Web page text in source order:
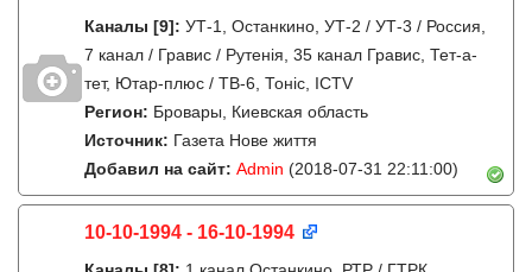
Каналы [9]: УТ-1, Останкино, УТ-2 / УТ-3 / Россия,
7 канал / Гравис / Рутенія, 35 канал Гравис, Тет-а-
тет, Ютар-плюс / ТВ-6, Тонiс, ICTV
Регион: Бровары, Киевская область
Источник: Газета Нове життя
Добавил на сайт: Admin (2018-07-31 22:11:00)
10-10-1994 - 16-10-1994